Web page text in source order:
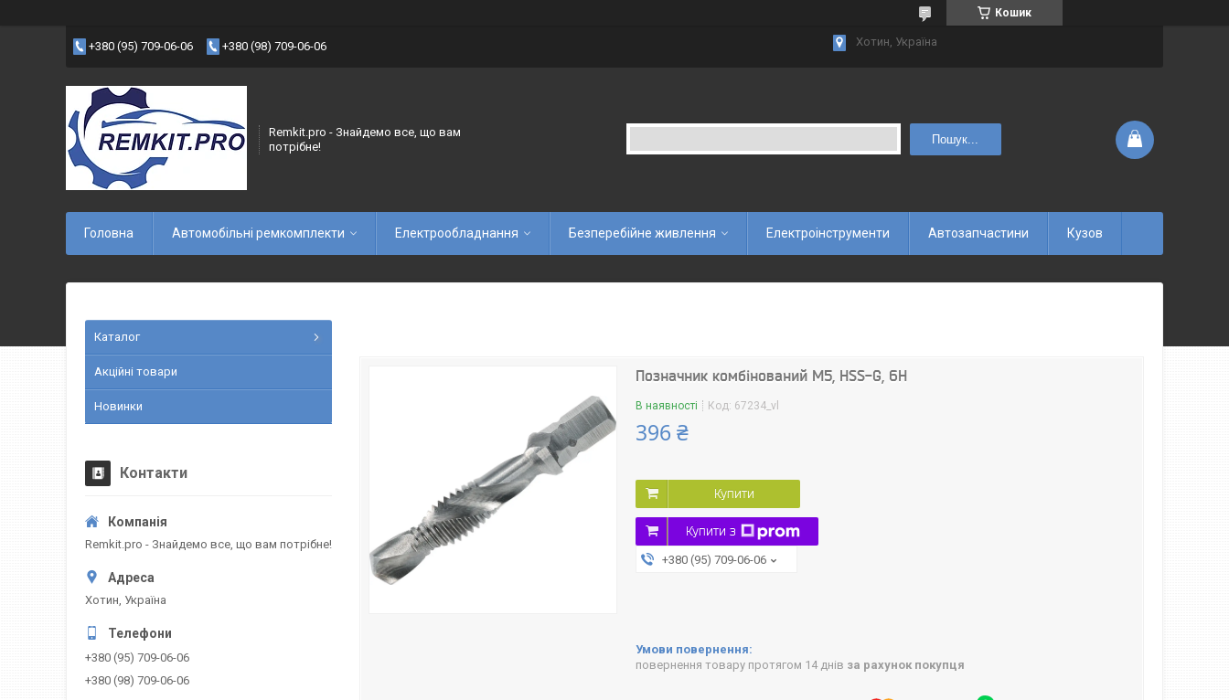
Кошик
+380 (95) 709-06-06 +380 (98) 709-06-06 Хотин, Україна
Remkit.pro - Знайдемо все, що вам
потрібне!
Пошук...
Головна Автомобільні ремкомплекти Електрообладнання Безперебійне живлення Електроінструменти Автозапчастини Кузов
Позначник комбінований М5, HSS-G, 6H
В наявності Код: 67234_vl
396 ₴
Купити
Купити з
+380 (95) 709-06-06
повернення товару протягом 14 днів за рахунок покупця
Каталог
Акційні товари
Новинки
Контакти
Remkit.pro - Знайдемо все, що вам потрібне!
Хотин, Україна
+380 (95) 709-06-06
+380 (98) 709-06-06